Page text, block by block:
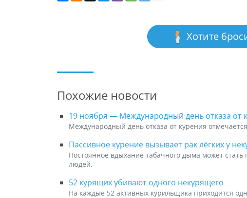
Хотите
Похожие новости
19 ноября — Международный день отказа от
Международный день отказа от курения
Пассивное курение вызывает рак лёгких у
Постоянное вдыхание табачного дыма может
людей.
52 курящих убивают одного некурящего
На каждые 52 активных курильщика приходится